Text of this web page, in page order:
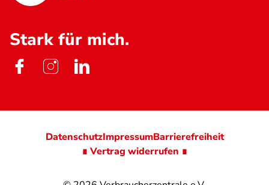
Stark für mich.
DatenschutzImpressumBarrierefreiheit
∎ Vertrag widerrufen ∎